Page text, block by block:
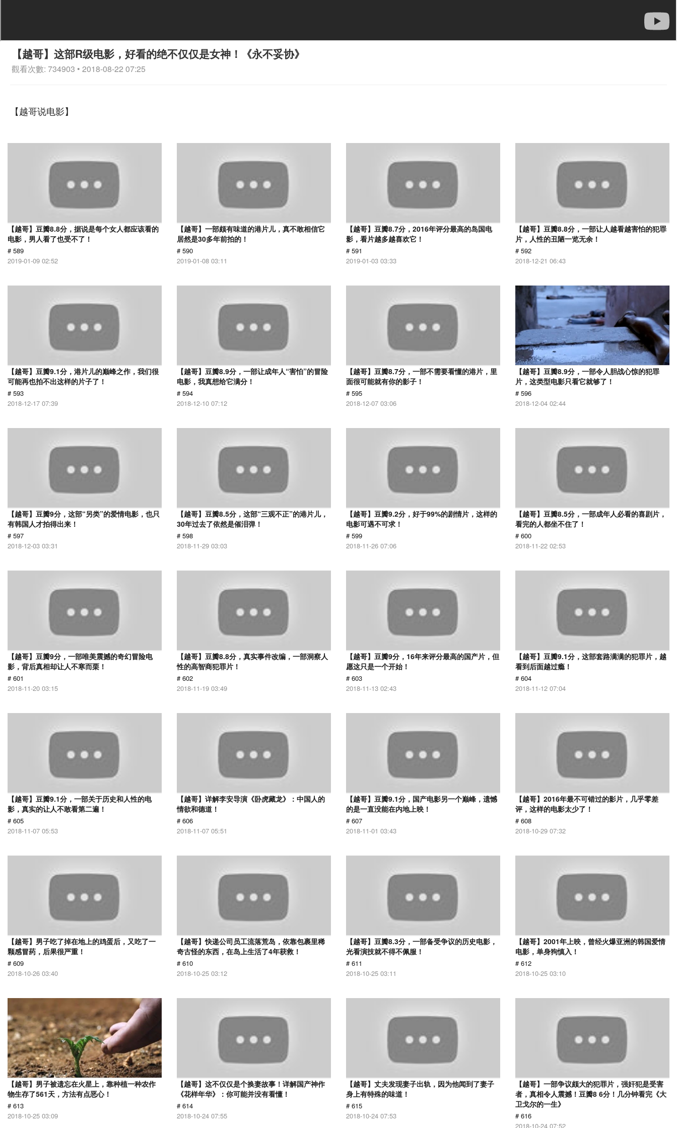
【越哥】这部R级电影，好看的绝不仅仅是女神！《永不妥协》
觀看次數: 734903 • 2018-08-22 07:25
【越哥说电影】
【越哥】豆瓣8.8分，据说是每个女人都应该看的
电影，男人看了也受不了！
# 589
2019-01-09 02:52
【越哥】一部颇有味道的港片儿，真不敢相信它
居然是30多年前拍的！
# 590
2019-01-08 03:11
【越哥】豆瓣8.7分，2016年评分最高的岛国电
影，看片越多越喜欢它！
# 591
2019-01-03 03:33
【越哥】豆瓣8.8分，一部让人越看越害怕的犯罪
片，人性的丑陋一览无余！
# 592
2018-12-21 06:43
【越哥】豆瓣9.1分，港片儿的巅峰之作，我们很
可能再也拍不出这样的片子了！
# 593
2018-12-17 07:39
【越哥】豆瓣8.9分，一部让成年人“害怕”的冒险
电影，我真想给它满分！
# 594
2018-12-10 07:12
【越哥】豆瓣8.7分，一部不需要看懂的港片，里
面很可能就有你的影子！
# 595
2018-12-07 03:06
【越哥】豆瓣8.9分，一部令人胆战心惊的犯罪
片，这类型电影只看它就够了！
# 596
2018-12-04 02:44
【越哥】豆瓣9分，这部“另类”的爱情电影，也只
有韩国人才拍得出来！
# 597
2018-12-03 03:31
【越哥】豆瓣8.5分，这部“三观不正”的港片儿，
30年过去了依然是催泪弹！
# 598
2018-11-29 03:03
【越哥】豆瓣9.2分，好于99%的剧情片，这样的
电影可遇不可求！
# 599
2018-11-26 07:06
【越哥】豆瓣8.5分，一部成年人必看的喜剧片，
看完的人都坐不住了！
# 600
2018-11-22 02:53
【越哥】豆瓣9分，一部唯美震撼的奇幻冒险电
影，背后真相却让人不寒而栗！
# 601
2018-11-20 03:15
【越哥】豆瓣8.8分，真实事件改编，一部洞察人
性的高智商犯罪片！
# 602
2018-11-19 03:49
【越哥】豆瓣9分，16年来评分最高的国产片，但
愿这只是一个开始！
# 603
2018-11-13 02:43
【越哥】豆瓣9.1分，这部套路满满的犯罪片，越
看到后面越过瘾！
# 604
2018-11-12 07:04
【越哥】豆瓣9.1分，一部关于历史和人性的电
影，真实的让人不敢看第二遍！
# 605
2018-11-07 05:53
【越哥】详解李安导演《卧虎藏龙》：中国人的
情欲和德道！
# 606
2018-11-07 05:51
【越哥】豆瓣9.1分，国产电影另一个巅峰，遗憾
的是一直没能在内地上映！
# 607
2018-11-01 03:43
【越哥】2016年最不可错过的影片，几乎零差
评，这样的电影太少了！
# 608
2018-10-29 07:32
【越哥】男子吃了掉在地上的鸡蛋后，又吃了一
颗感冒药，后果很严重！
# 609
2018-10-26 03:40
【越哥】快递公司员工流落荒岛，依靠包裹里稀
奇古怪的东西，在岛上生活了4年获救！
# 610
2018-10-25 03:12
【越哥】豆瓣8.3分，一部备受争议的历史电影，
光看演技就不得不佩服！
# 611
2018-10-25 03:11
【越哥】2001年上映，曾经火爆亚洲的韩国爱情
电影，单身狗慎入！
# 612
2018-10-25 03:10
【越哥】男子被遗忘在火星上，靠种植一种农作
物生存了561天，方法有点恶心！
# 613
2018-10-25 03:09
【越哥】这不仅仅是个换妻故事！详解国产神作
《花样年华》：你可能并没有看懂！
# 614
2018-10-24 07:55
【越哥】丈夫发现妻子出轨，因为他闻到了妻子
身上有特殊的味道！
# 615
2018-10-24 07:53
【越哥】一部争议颇大的犯罪片，强奸犯是受害
者，真相令人震撼！豆瓣8 6分！几分钟看完《大
卫戈尔的一生》
# 616
2018-10-24 07:52